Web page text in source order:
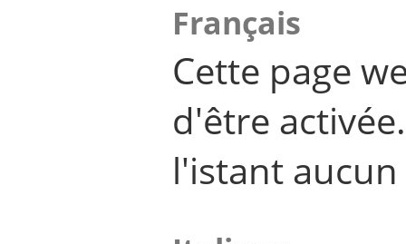
Français
Cette page
d'être
l'istant